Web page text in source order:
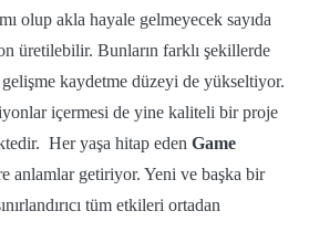
olup akla hayale gelmeyecek sayıda
üretilebilir. Bunların farklı şekillerde
kaydetme düzeyi de yükseltiyor.
içermesi de yine kaliteli bir proje
Her yaşa hitap eden Game
anlamlar getiriyor. Yeni ve başka bir
tüm etkileri ortadan